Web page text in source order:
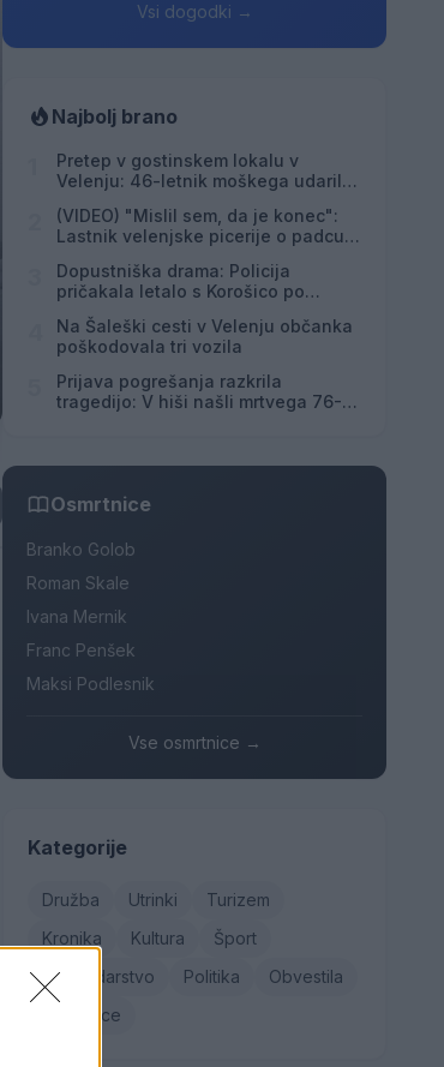
Vsi dogodki →
Najbolj brano
Pretep v gostinskem lokalu v
Velenju: 46-letnik moškega udaril s
(VIDEO) "Mislil sem, da je konec":
Lastnik velenjske picerije o padcu s
Dopustniška drama: Policija
pričakala letalo s Korošico po
Na Šaleški cesti v Velenju občanka
poškodovala tri vozila
Prijava pogrešanja razkrila
tragedijo: V hiši našli mrtvega 76-
Osmrtnice
Branko Golob
Roman Skale
Ivana Mernik
Franc Penšek
Maksi Podlesnik
Vse osmrtnice →
Kategorije
Družba Utrinki
Turizem
Kronika
Kultura
Šport
Gospodarstvo
Politika
Obvestila
Osmrtnice